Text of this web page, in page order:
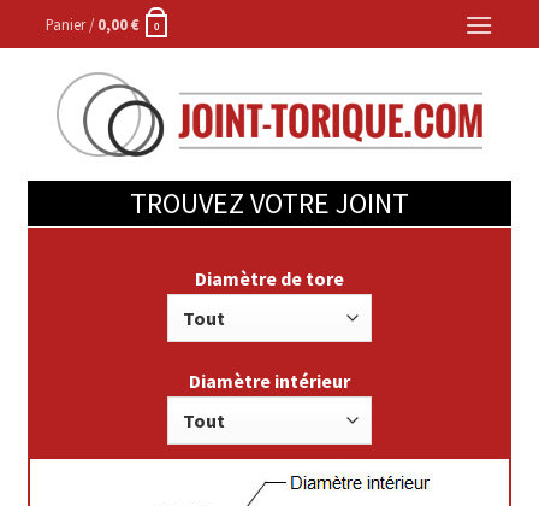
to
Panier /0,00€ 0
TROUVEZ VOTRE JOINT
Diamètre de tore
Diamètre intérieur